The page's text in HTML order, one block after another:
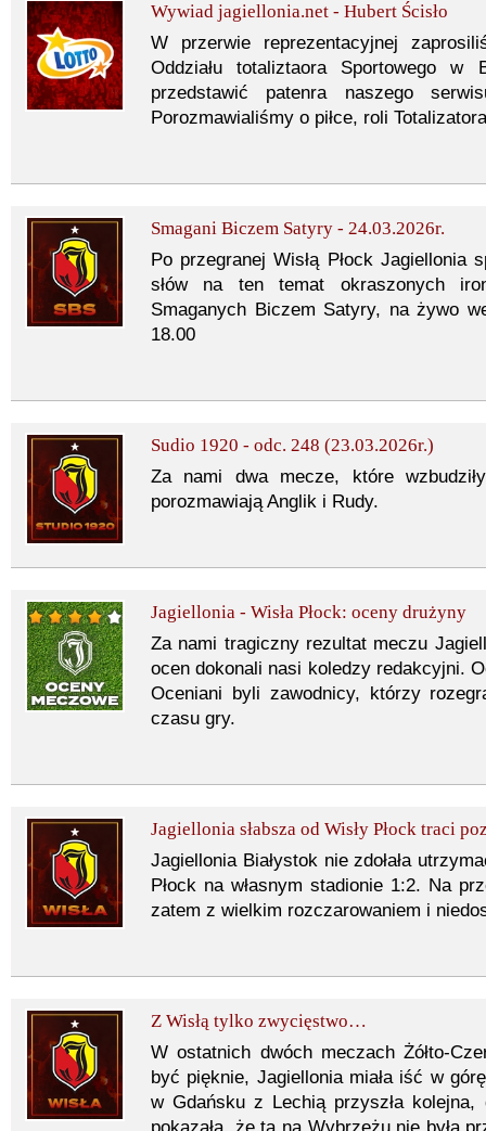
Wywiad jagiellonia.net - Hubert Ścisło
W przerwie reprezentacyjnej
Oddziału totaliztaora Sportowego w
przedstawić patenra naszego
Porozmawialiśmy o piłce, roli
Smagani Biczem Satyry - 24.03.2026r.
Po przegranej Wisłą Płock
słów na ten temat okraszonych
Smaganych Biczem Satyry, na żywo
18.00
Sudio 1920 - odc. 248 (23.03.2026r.)
Za nami dwa mecze, które
porozmawiają Anglik i Rudy.
Jagiellonia - Wisła Płock: oceny drużyny
Za nami tragiczny rezultat meczu
ocen dokonali nasi koledzy redakcyjni.
Oceniani byli zawodnicy, którzy
czasu gry.
Jagiellonia słabsza od Wisły Płock traci
Jagiellonia Białystok nie zdołała
Płock na własnym stadionie 1:2. Na
zatem z wielkim rozczarowaniem i
Z Wisłą tylko zwycięstwo…
W ostatnich dwóch meczach Żółto-
być pięknie, Jagiellonia miała iść w
w Gdańsku z Lechią przyszła